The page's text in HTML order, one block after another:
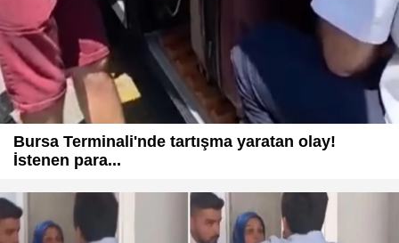
Bursa Terminali'nde tartışma yaratan olay!
İstenen para...